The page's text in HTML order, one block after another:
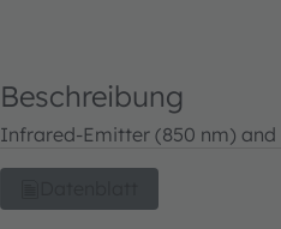
Beschreibung
Infrared-Emitter (850 nm)